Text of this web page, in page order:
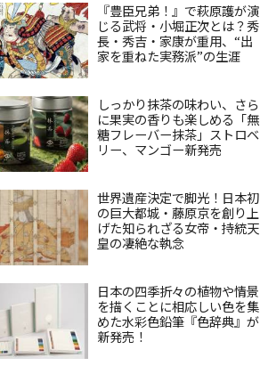
『豊臣兄弟！』で萩原護が演
じる武将・小堀正次とは？秀
長・秀吉・家康が重用、“出
家を重ねた実務派”の生涯
しっかり抹茶の味わい、さら
に果実の香りも楽しめる「無
糖フレーバー抹茶」ストロベ
リー、マンゴー新発売
世界遺産決定で脚光！日本初
の巨大都城・藤原京を創り上
げた知られざる女帝・持統天
皇の凄絶な執念
日本の四季折々の植物や情景
を描くことに相応しい色を集
めた水彩色鉛筆『色辞典』が
新発売！